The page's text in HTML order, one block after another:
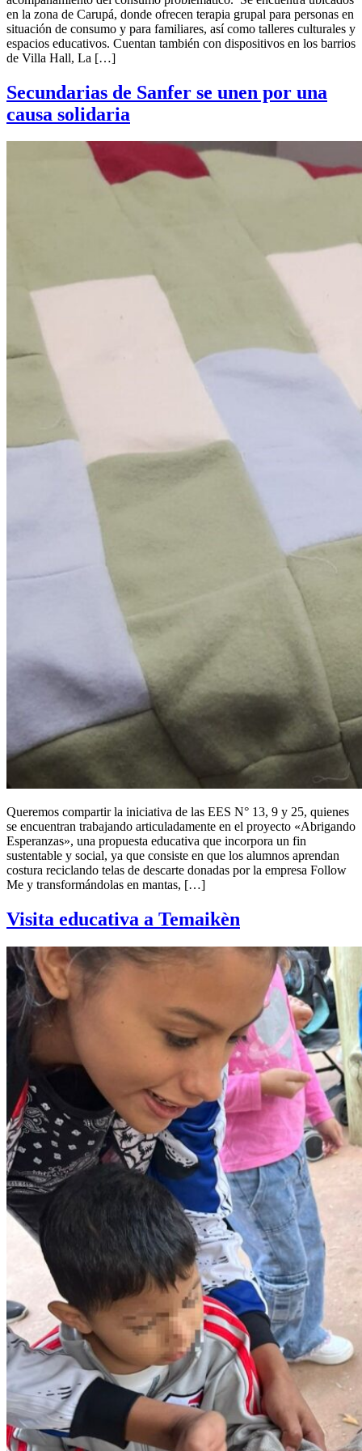
en la zona de Carupá, donde ofrecen terapia grupal para personas en
situación de consumo y para familiares, así como talleres culturales y
espacios educativos. Cuentan también con dispositivos en los barrios
de Villa Hall, La […]
Secundarias de Sanfer se unen por una
causa solidaria
Queremos compartir la iniciativa de las EES N° 13, 9 y 25, quienes
se encuentran trabajando articuladamente en el proyecto «Abrigando
Esperanzas», una propuesta educativa que incorpora un fin
sustentable y social, ya que consiste en que los alumnos aprendan
costura reciclando telas de descarte donadas por la empresa Follow
Me y transformándolas en mantas, […]
Visita educativa a Temaikèn